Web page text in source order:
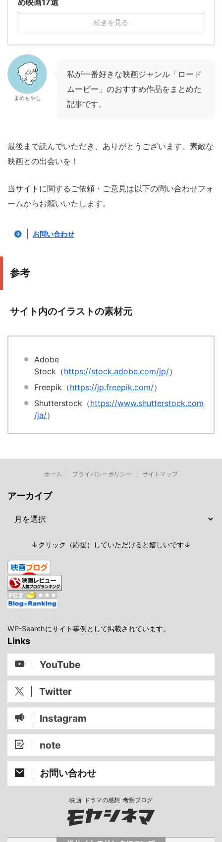
め映画17選
続きを見る
まめもやし
私が一番好きな映画ジャンル「ロード
ムービー」のおすすめ作品をまとめた
記事です。
最後まで読んでいただき、ありがとうございます。素敵な
映画との出会いを！
当サイトに関するご依頼・ご意見は以下の問い合わせフォ
ームからお願いいたします。
お問い合わせ
参考
サイト内のイラストの素材元
Adobe
Stock（https://stock.adobe.com/jp/）
Freepik（https://jp.freepik.com/）
Shutterstock（https://www.shutterstock.com
/ja/）
ホーム プライバシーポリシー サイトマップ
アーカイブ
↓クリック（応援）していただけると嬉しいです↓
WP-Searchにサイト事例として掲載されています。
Links
YouTube
Twitter
Instagram
note
お問い合わせ
映画･ドラマの感想･考察ブログ